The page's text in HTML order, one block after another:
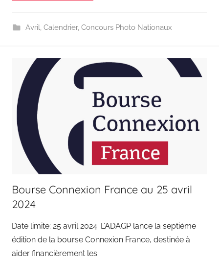
Avril Calendrier, Concours Photo Nationaux
Bourse Connexion France au 25 avril
2024
Date limite: 25 avril 2024. L’ADAGP lance la septième
édition de la bourse Connexion France, destinée à
aider financièrement les